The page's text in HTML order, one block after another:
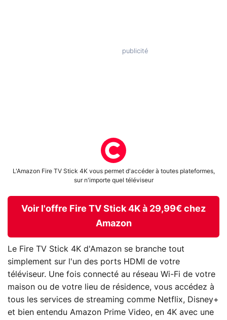
L'Amazon Fire TV Stick 4K vous permet d'accéder à toutes plateformes,
sur n'importe quel téléviseur
Voir l'offre Fire TV Stick 4K à 29,99€ chez
Amazon
Le Fire TV Stick 4K d'Amazon se branche tout
simplement sur l'un des ports HDMI de votre
téléviseur. Une fois connecté au réseau Wi-Fi de votre
maison ou de votre lieu de résidence, vous accédez à
tous les services de streaming comme Netflix, Disney+
et bien entendu Amazon Prime Video, en 4K avec une